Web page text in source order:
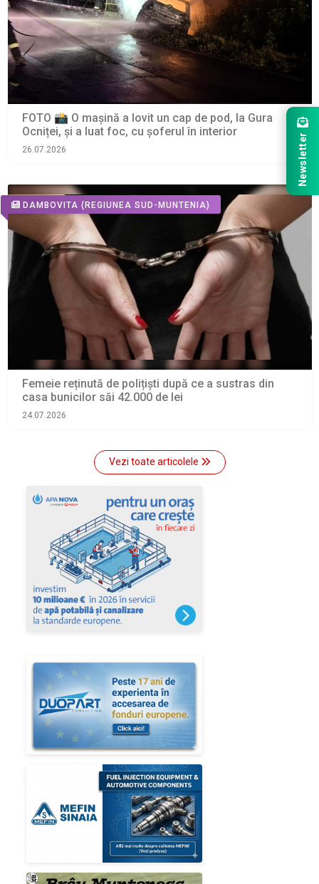
FOTO 📸 O mașină a lovit un cap de pod, la Gura
Ocniței, și a luat foc, cu șoferul în interior
26.07.2026
DAMBOVITA (REGIUNEA SUD-MUNTENIA)
Femeie reținută de polițiști după ce a sustras din
casa bunicilor săi 42.000 de lei
24.07.2026
Vezi toate articolele
Newsletter